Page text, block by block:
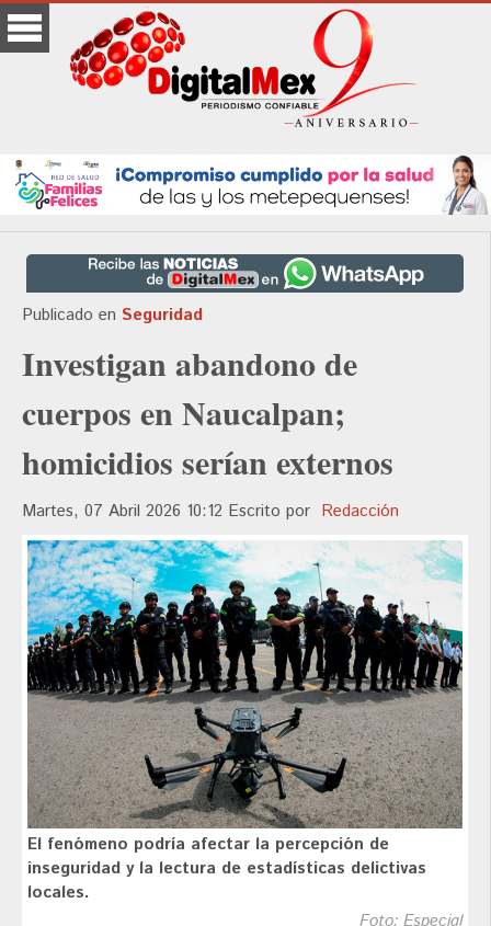
Publicado en Seguridad
Investigan abandono de
cuerpos en Naucalpan;
homicidios serían externos
Martes, 07 Abril 2026 10:12 Escrito por Redacción
El fenómeno podría afectar la percepción de
inseguridad y la lectura de estadísticas delictivas
locales.
Foto: Especial